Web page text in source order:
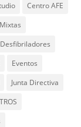
Centro AFE
Desfibriladores
Eventos
Junta Directiva